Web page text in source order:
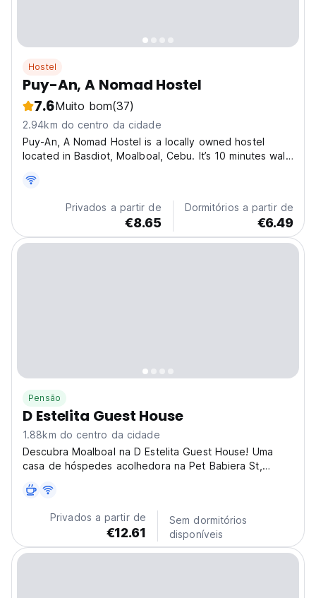
Hostel
Puy-An, A Nomad Hostel
7.6Muito bom(37)
2.94km do centro da cidade
Puy-An, A Nomad Hostel is a locally owned hostel
located in Basdiot, Moalboal, Cebu. It’s 10 minutes walk
turtles can be seen. It’s 15 minutes drive to Basdako,
White Beach and 30 minutes drive to Kawasan Falls...
Privados a partir de
€8.65
Dormitórios a partir de
€6.49
Pensão
D Estelita Guest House
1.88km do centro da cidade
Descubra Moalboal na D Estelita Guest House! Uma
casa de hóspedes acolhedora na Pet Babiera St,
hóspedes para viajantes individuais e fãs da vida
marinha! (Auto-translated from original language)
Privados a partir de
€12.61
Sem dormitórios
disponíveis